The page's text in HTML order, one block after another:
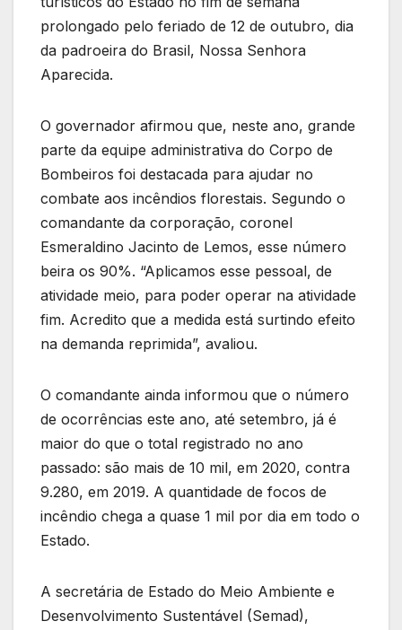
prolongado pelo feriado de 12 de outubro, dia
da padroeira do Brasil, Nossa Senhora
Aparecida.
O governador afirmou que, neste ano, grande
parte da equipe administrativa do Corpo de
Bombeiros foi destacada para ajudar no
combate aos incêndios florestais. Segundo o
comandante da corporação, coronel
Esmeraldino Jacinto de Lemos, esse número
beira os 90%. “Aplicamos esse pessoal, de
atividade meio, para poder operar na atividade
fim. Acredito que a medida está surtindo efeito
na demanda reprimida”, avaliou.
O comandante ainda informou que o número
de ocorrências este ano, até setembro, já é
maior do que o total registrado no ano
passado: são mais de 10 mil, em 2020, contra
9.280, em 2019. A quantidade de focos de
incêndio chega a quase 1 mil por dia em todo o
Estado.
A secretária de Estado do Meio Ambiente e
Desenvolvimento Sustentável (Semad),